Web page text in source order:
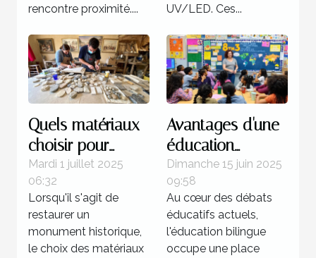
rencontre proximité....
UV/LED. Ces...
Quels matériaux
choisir pour
restaurer un
monument
historique ?
Mardi 1 juillet 2025
06:32
Lorsqu'il s'agit de
restaurer un
monument historique,
le choix des matériaux
Avantages d'une
éducation
bilingue dans les
écoles privées
Dimanche 15 juin 2025
09:58
Au cœur des débats
éducatifs actuels,
l'éducation bilingue
occupe une place